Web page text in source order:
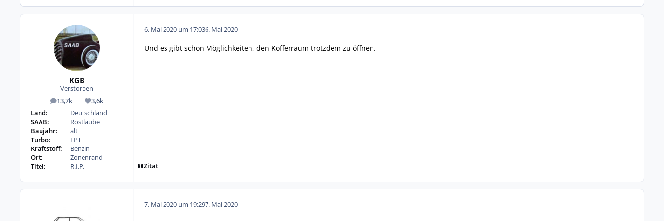
KGB
Verstorben
13,7k
Beiträge 3,6k
Reputation
Land:
Deutschland
SAAB:
Rostlaube
Baujahr:
alt
Turbo:
FPT
Kraftstoff:
Benzin
Ort:
Zonenrand
Titel:
R.I.P.
6. Mai 2020 um 17:036. Mai 2020
Und es gibt schon Möglichkeiten, den Kofferraum trotzdem zu öffnen.
Zitat
7. Mai 2020 um 19:297. Mai 2020